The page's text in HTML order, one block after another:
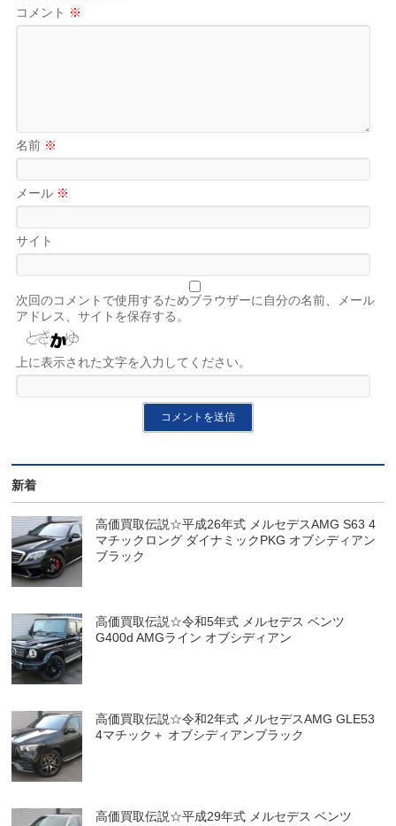
コメント ※
名前 ※
メール ※
サイト
次回のコメントで使用するためブラウザーに自分の名前、メール
アドレス、サイトを保存する。
上に表示された文字を入力してください。
新着
高価買取伝説☆平成26年式 メルセデスAMG S63 4
マチックロング ダイナミックPKG オブシディアン
ブラック
高価買取伝説☆令和5年式 メルセデス ベンツ
G400d AMGライン オブシディアン
高価買取伝説☆令和2年式 メルセデスAMG GLE53
4マチック＋ オブシディアンブラック
高価買取伝説☆平成29年式 メルセデス ベンツ